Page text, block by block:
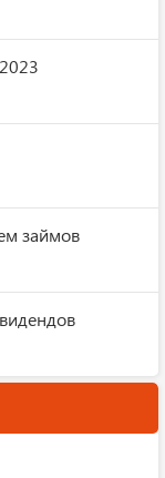
займов